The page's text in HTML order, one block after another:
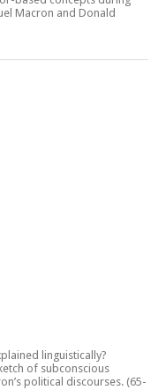
Macron and Donald
linguistically?
of subconscious
political discourses. (65-